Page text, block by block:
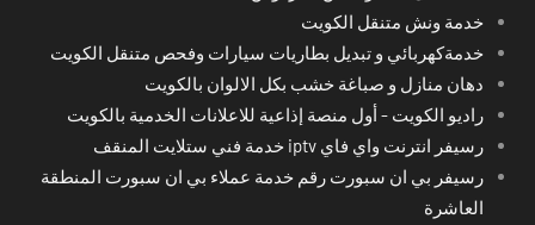
خدمة ونش متنقل الكويت
خدمةكهربائي و تبديل بطاريات سيارات وفحص متنقل الكويت
دهان منازل و صباغة خشب بكل الالوان بالكويت
راديو الكويت - أول منصة إذاعية للاعلانات الخدمية بالكويت
رسيفر انترنت واي فاي iptv خدمة فني ستلايت المنقف
رسيفر بي ان سبورت رقم خدمة عملاء بي ان سبورت المنطقة
العاشرة